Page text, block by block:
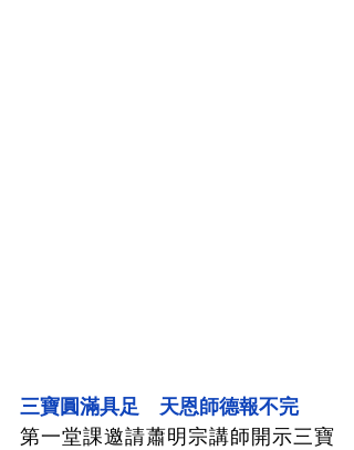
三寶圓滿具足　天恩師德報不完
第一堂課邀請蕭明宗講師開示三寶